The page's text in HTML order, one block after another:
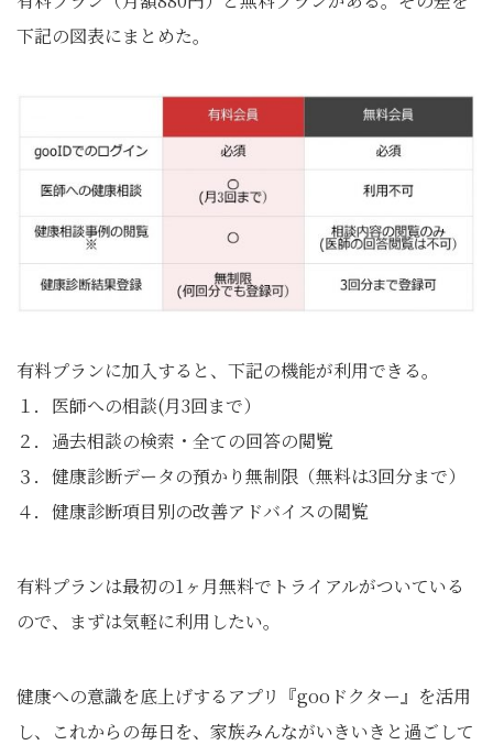
下記の図表にまとめた。
有料プランに加入すると、下記の機能が利用できる。
１．医師への相談(月3回まで）
２．過去相談の検索・全ての回答の閲覧
３．健康診断データの預かり無制限（無料は3回分まで）
４．健康診断項目別の改善アドバイスの閲覧
有料プランは最初の1ヶ月無料でトライアルがついている
ので、まずは気軽に利用したい。
健康への意識を底上げするアプリ『gooドクター』を活用
し、これからの毎日を、家族みんながいきいきと過ごして